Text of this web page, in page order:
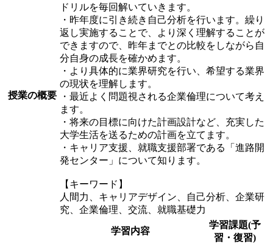
授業の概要
ドリルを毎回解いていきます。
・昨年度に引き続き自己分析を行います。繰り
返し実施することで、より深く理解することが
できますので、昨年までとの比較をしながら自
分自身の成長を確かめます。
・より具体的に業界研究を行い、希望する業界
の現状を理解します。
・最近よく問題視される企業倫理について考え
ます。
・将来の目標に向けた計画設計など、充実した
大学生活を送るための計画を立てます。
・キャリア支援、就職支援部署である「進路開
発センター」について知ります。
【キーワード】
人間力、キャリアデザイン、自己分析、企業研
究、企業倫理、交流、就職基礎力
学習内容
学習課題(予
習・復習)